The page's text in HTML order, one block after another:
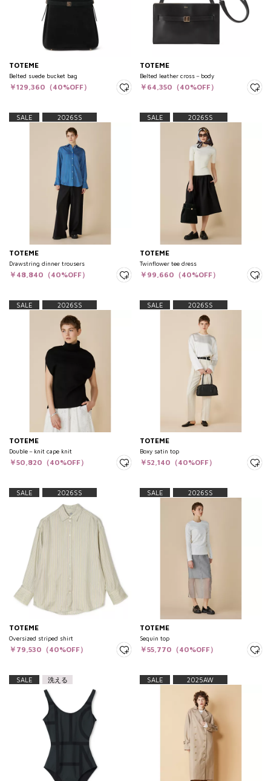
TOTEME
Belted suede bucket bag
￥129,360（40%OFF）
TOTEME
Belted leather cross－body
￥64,350（40%OFF）
SALE 2026SS
TOTEME
Drawstring dinner trousers
￥48,840（40%OFF）
SALE 2026SS
TOTEME
Twinflower tee dress
￥99,660（40%OFF）
SALE 2026SS
TOTEME
Double－knit cape knit
￥50,820（40%OFF）
SALE 2026SS
TOTEME
Boxy satin top
￥52,140（40%OFF）
SALE 2026SS
TOTEME
Oversized striped shirt
￥79,530（40%OFF）
SALE 2026SS
TOTEME
Sequin top
￥55,770（40%OFF）
SALE 洗える SALE 2025AW